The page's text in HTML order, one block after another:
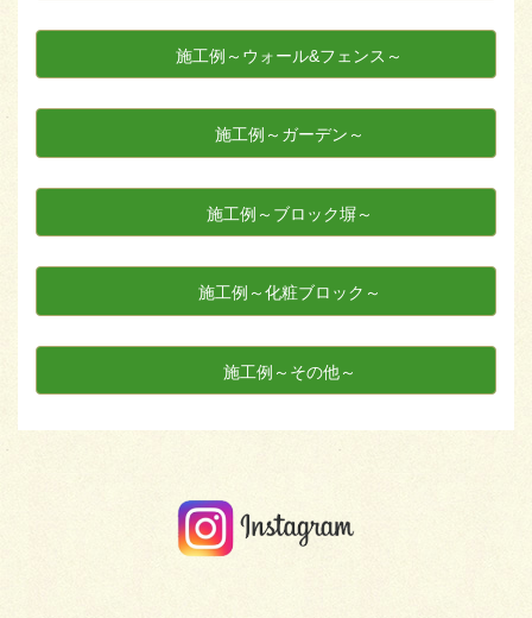
施工例～ウォール&フェンス～
施工例～ガーデン～
施工例～ブロック塀～
施工例～化粧ブロック～
施工例～その他～